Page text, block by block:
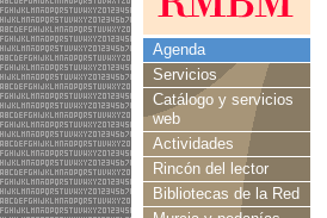
Agenda
Servicios
Catálogo y servicios
web
Actividades
Rincón del lector
Bibliotecas de la Red